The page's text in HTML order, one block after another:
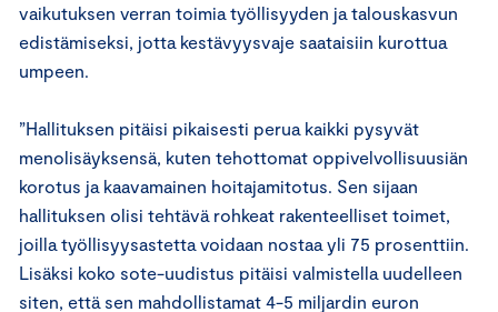
vaikutuksen verran toimia työllisyyden ja talouskasvun
edistämiseksi, jotta kestävyysvaje saataisiin kurottua
umpeen.
”Hallituksen pitäisi pikaisesti perua kaikki pysyvät
menolisäyksensä, kuten tehottomat oppivelvollisuusiän
korotus ja kaavamainen hoitajamitotus. Sen sijaan
hallituksen olisi tehtävä rohkeat rakenteelliset toimet,
joilla työllisyysastetta voidaan nostaa yli 75 prosenttiin.
Lisäksi koko sote-uudistus pitäisi valmistella uudelleen
siten, että sen mahdollistamat 4-5 miljardin euron